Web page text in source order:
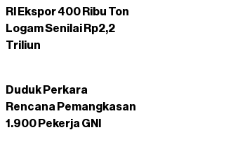
RI Ekspor 400 Ribu Ton
Logam Senilai Rp2,2
Triliun
Duduk Perkara
Rencana Pemangkasan
1.900 Pekerja GNI